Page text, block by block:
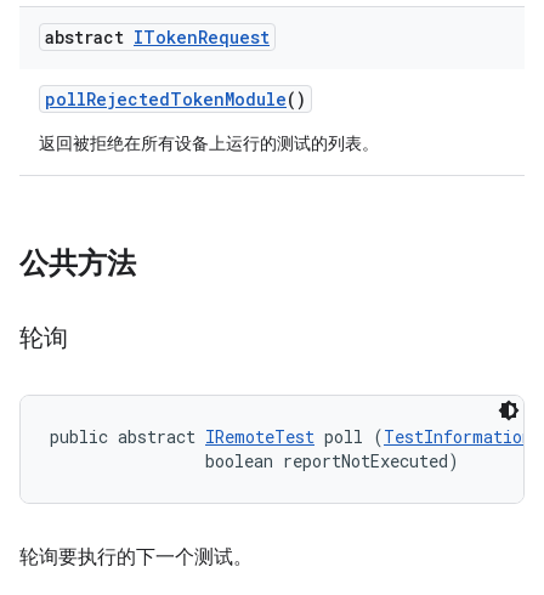
abstract ITokenRequest
pollRejectedTokenModule()
返回被拒绝在所有设备上运行的测试的列表。
公共方法
轮询
public abstract IRemoteTest poll (TestInformation
                boolean reportNotExecuted)
轮询要执行的下一个测试。